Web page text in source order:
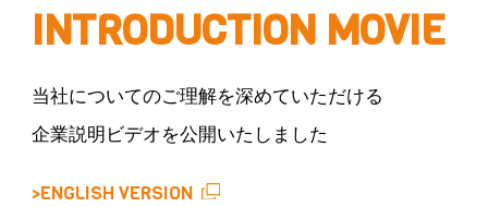
INTRODUCTION MOVIE
当社についてのご理解を深めていただける
企業説明ビデオを公開いたしました
>ENGLISH VERSION